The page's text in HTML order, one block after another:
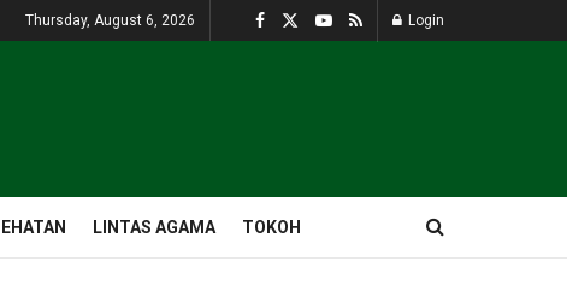
Thursday, August 6, 2026 Login
LINTAS AGAMA TOKOH